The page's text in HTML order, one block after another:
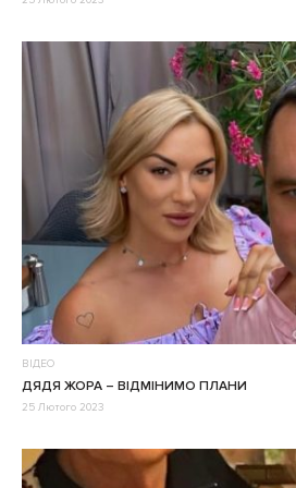
ВІДЕО
ДЯДЯ ЖОРА – ВІДМІНИМО ПЛАНИ
25 Лютого 2023